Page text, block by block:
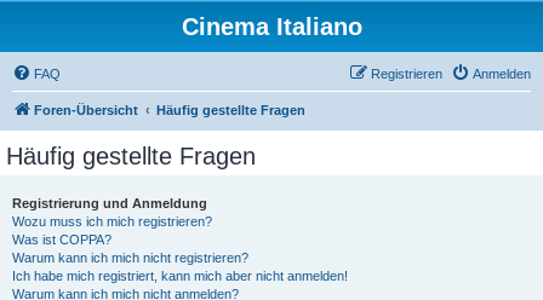
Cinema Italiano
FAQ Anmelden
Registrieren
Foren-Übersicht Häufig gestellte Fragen
Häufig gestellte Fragen
Registrierung und Anmeldung
Wozu muss ich mich registrieren?
Was ist COPPA?
Warum kann ich mich nicht registrieren?
Ich habe mich registriert, kann mich aber nicht anmelden!
Warum kann ich mich nicht anmelden?